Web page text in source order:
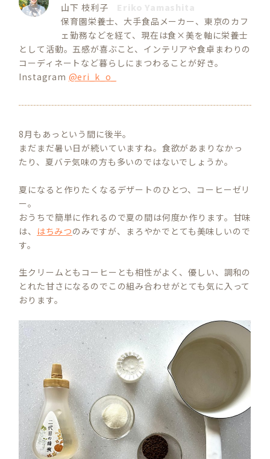
山下 枝利子
保育園栄養士、大手食品メーカー、東京のカフ
ェ勤務などを経て、現在は食×美を軸に栄養士
として活動。五感が喜ぶこと、インテリアや食卓まわりの
コーディネートなど暮らしにまつわることが好き。
Instagram @eri_k_o_
8月もあっという間に後半。
まだまだ暑い日が続いていますね。食欲があまりなかっ
たり、夏バテ気味の方も多いのではないでしょうか。
夏になると作りたくなるデザートのひとつ、コーヒーゼリ
ー。
おうちで簡単に作れるので夏の間は何度か作ります。甘味
は、 はちみつのみですが、まろやかでとても美味しいので
す。
生クリームともコーヒーとも相性がよく、優しい、調和の
とれた甘さになるのでこの組み合わせがとても気に入って
おります。